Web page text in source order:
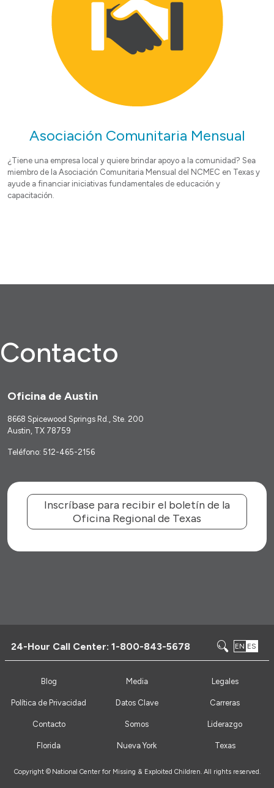
Asociación Comunitaria Mensual
¿Tiene una empresa local y quiere brindar apoyo a la comunidad? Sea
miembro de la Asociación Comunitaria Mensual del NCMEC en Texas y
ayude a financiar iniciativas fundamentales de educación y
capacitación.
Contacto
Oficina de Austin
8668 Spicewood Springs Rd., Ste. 200
Austin, TX 78759
Teléfono: 512-465-2156
Inscríbase para recibir el boletín de la
Oficina Regional de Texas
24-Hour Call Center:1-800-843-5678 EN ES
Blog Media Legales
Política de Privacidad Datos Clave Carreras
Contacto Somos Liderazgo
Florida Nueva York Texas
Copyright © National Center for Missing & Exploited Children. All rights reserved.